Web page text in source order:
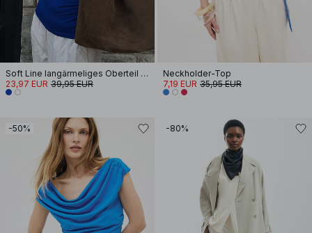
Soft Line langärmeliges Oberteil mit Stehkragen
23,97 EUR 39,95 EUR
Neckholder-Top
7,19 EUR 35,95 EUR
-50% -80%